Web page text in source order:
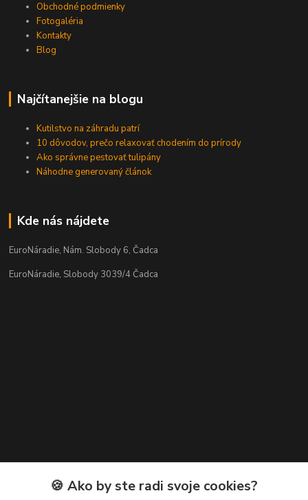
Obchodné podmienky
Fotogaléria
Kontakty
Blog
Najčítanejšie na blogu
Kutilstvo na záhradu patrí
10 dôvodov, prečo relaxovať chodením do prírody
Ako správne pestovať tulipány
Náhodne generovaný článok
Kde nás nájdete
EuroNáradie, Nám. Slobody 6, Čadca
EuroNáradie, Slobody 3039/4 Čadca
Kontakty
🍪 Ako by ste radi svoje cookies?